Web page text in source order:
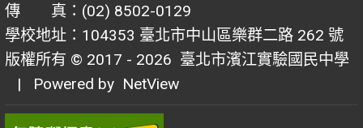
傳 真：(02) 8502-0129
學校地址：104353 臺北市中山區樂群二路 262 號
版權所有 © 2017 - 2026 臺北市濱江實驗國民中學
| Powered by NetView